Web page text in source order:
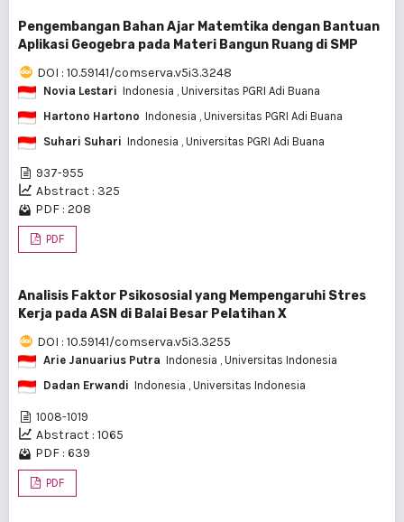
Pengembangan Bahan Ajar Matemtika dengan Bantuan
Aplikasi Geogebra pada Materi Bangun Ruang di SMP
DOI : 10.59141/comserva.v5i3.3248
Novia Lestari Indonesia , Universitas PGRI Adi Buana
Hartono Hartono Indonesia , Universitas PGRI Adi Buana
Suhari Suhari Indonesia , Universitas PGRI Adi Buana
937-955
Abstract : 325
PDF : 208
PDF
Analisis Faktor Psikososial yang Mempengaruhi Stres
Kerja pada ASN di Balai Besar Pelatihan X
DOI : 10.59141/comserva.v5i3.3255
Arie Januarius Putra Indonesia , Universitas Indonesia
Dadan Erwandi Indonesia , Universitas Indonesia
1008-1019
Abstract : 1065
PDF : 639
PDF